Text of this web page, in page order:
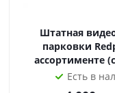
это
Штатная
парковки
ассортименте
Есть в